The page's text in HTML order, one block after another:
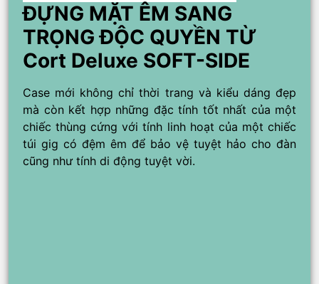
ĐỰNG MẶT ÊM SANG
TRỌNG ĐỘC QUYỀN TỪ
Cort Deluxe SOFT-SIDE
Case mới không chỉ thời trang và kiểu dáng đẹp
mà còn kết hợp những đặc tính tốt nhất của một
chiếc thùng cứng với tính linh hoạt của một chiếc
túi gig có đệm êm để bảo vệ tuyệt hảo cho đàn
cũng như tính di động tuyệt vời.